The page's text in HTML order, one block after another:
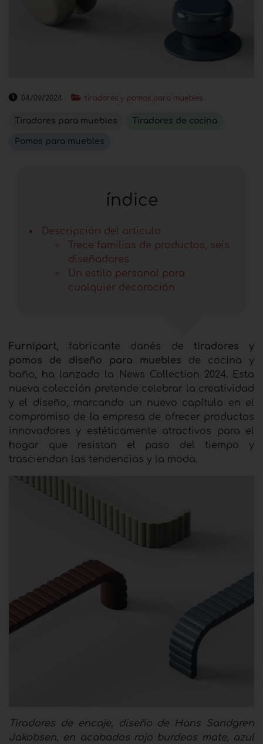
04/09/2024 tiradores y pomos para muebles
Tiradores para muebles Tiradores de cocina
Pomos para muebles
índice
Descripción del articulo
Trece familias de productos, seis
diseñadores
Un estilo personal para
cualquier decoración
Furnipart, fabricante danés de tiradores y
pomos de diseño para muebles de cocina y
baño, ha lanzado la News Collection 2024. Esta
nueva colección pretende celebrar la creatividad
y el diseño, marcando un nuevo capítulo en el
compromiso de la empresa de ofrecer productos
innovadores y estéticamente atractivos para el
hogar que resistan el paso del tiempo y
trasciendan las tendencias y la moda.
Tiradores de encaje, diseño de Hans Sandgren
Jakobsen, en acabados rojo burdeos mate, azul